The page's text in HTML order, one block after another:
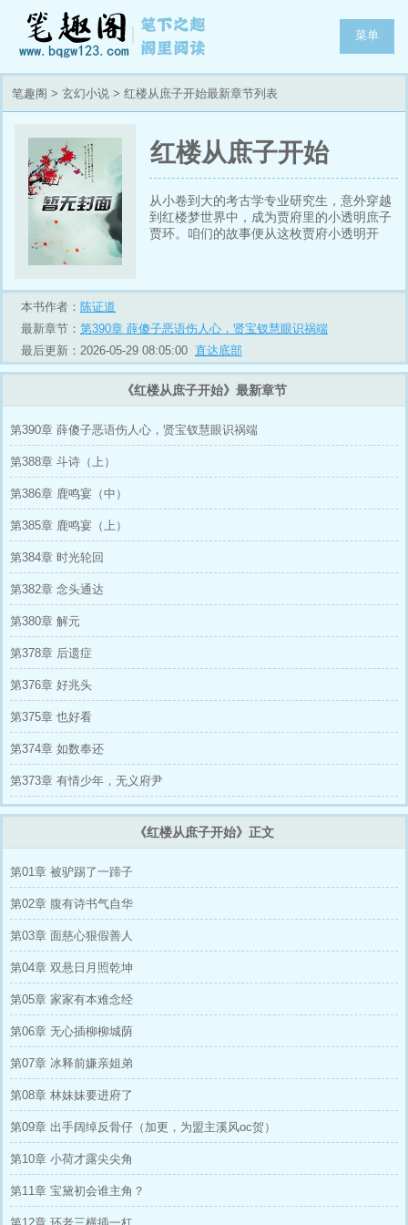
菜单
笔趣阁 > 玄幻小说 > 红楼从庶子开始最新章节列表
红楼从庶子开始
从小卷到大的考古学专业研究生，意外穿越
到红楼梦世界中，成为贾府里的小透明庶子
贾环。咱们的故事便从这枚贾府小透明开
本书作者： 陈证道
最新章节： 第390章 薛傻子恶语伤人心，贤宝钗慧眼识祸端
最后更新：2026-05-29 08:05:00 直达底部
《红楼从庶子开始》最新章节
第390章 薛傻子恶语伤人心，贤宝钗慧眼识祸端
第388章 斗诗（上）
第386章 鹿鸣宴（中）
第385章 鹿鸣宴（上）
第384章 时光轮回
第382章 念头通达
第380章 解元
第378章 后遗症
第376章 好兆头
第375章 也好看
第374章 如数奉还
第373章 有情少年，无义府尹
《红楼从庶子开始》正文
第01章 被驴踢了一蹄子
第02章 腹有诗书气自华
第03章 面慈心狠假善人
第04章 双悬日月照乾坤
第05章 家家有本难念经
第06章 无心插柳柳城荫
第07章 冰释前嫌亲姐弟
第08章 林妹妹要进府了
第09章 出手阔绰反骨仔（加更，为盟主溪风oc贺）
第10章 小荷才露尖尖角
第11章 宝黛初会谁主角？